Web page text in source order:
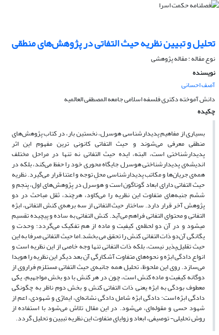
تحلیل و تبیین نظریه حیث التفاتی در پژوهش‌های منطقی
نوع مقاله : مقاله پژوهشی
نویسنده
آصف احسانی
دانش آموخته دکتری فلسفه اسلامی جامعه المصطفی العالمیه
چکیده
بسیاری از مفاهیم پدیدارشناسی هوسرل، نخستین بار، در کتاب پژوهش‌های
منطقی معرفی می‌شوند و حیث التفاتی کانونی ترین مفهوم این اثر
پدیدارشناختی است، البته، ایده حیث التفاتی نه تنها در مراحل مختلف
اندیشه‌ی پدیدارشناختی هوسرل جایگاه محوری خود را حفظ می‌کند، بلکه در
همه‌ی جریان‌ها و مکاتب پدیدارشناسی محلِ توجه و اعتنا قرار می‌گیرد. نظریه
حیث التفاتی دارای ابعاد گوناگون است و هوسرل در پژوهش‌های اول، پنجم و
ششم جنبه‌های متفاوت این نظریه را می‌کاود، هرچند، ثقل مباحث در دو
پژوهش آخر قرار دارد. ساختار حیث التفاتی از سه برهه‌ی کنش التفاتی، ابژه
التفاتی و محتوای التفاتی فراهم می‌آید. کنش التفاتی به ساده و پیچیده تقسیم
می‎شود و در آن دو لحظه‌ی کیفیت و ماده از هم تفکیک می‌گردد؛ وحدت و
یگانگی آن‌دو ذات التفاتی کنش را تحقق می بخشد.اما حیث التفاتی صرفا به این
حیث تقلیل‌پذیر نیست، بلکه ذات التفاتی تنها وجه خاصی از این نظریه است و
انواع دادگی ابژه و نحوه‌های متفاوت آشکارگی آن بعد دیگر این نظریه را هویدا
می‌سازد. روی این ملحوظ، تحلیل همه جانبه‌ی حیث التفاتی مستلزم فراروی از
دوگانه کیفیت و ماده کنش است، چون در هر کنش با دو بخش مواجهیم، یکی
معطوف بودگی به ابژه یعنی ذات التفاتی کنش و بخش دوم ناظر به چگونگی
دادگی ابژه است؛ دادگی ابژه شامل دادگی نشانه‌ای، ایماژی و شهودی، اعم از
شهود حسی و مقوله‌ای، می‌شود. در این مقال تلاش می‌شود با استفاده از
روش تحلیلی- توصیفی، ابعاد و زوایای متفاوت این نظریه تبیین و تحلیل گردد.